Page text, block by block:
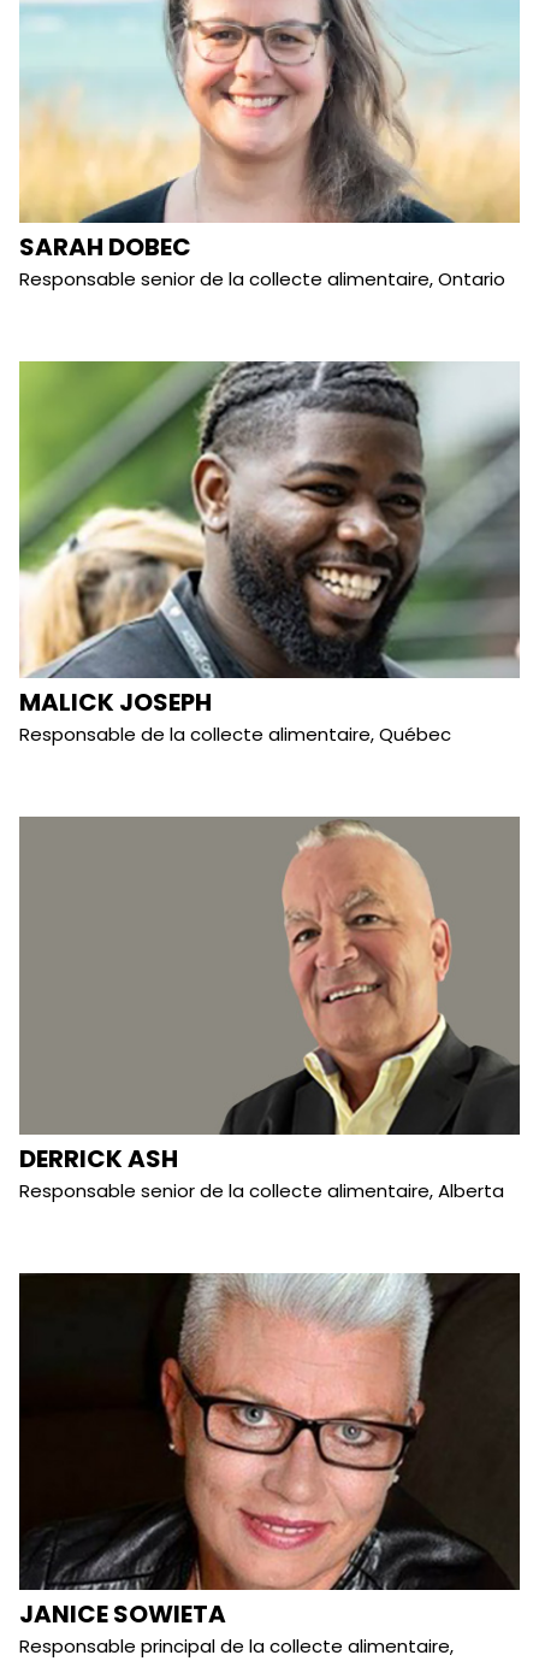
SARAH DOBEC
Responsable senior de la collecte alimentaire, Ontario
MALICK JOSEPH
Responsable de la collecte alimentaire, Québec
DERRICK ASH
Responsable senior de la collecte alimentaire, Alberta
JANICE SOWIETA
Responsable principal de la collecte alimentaire,